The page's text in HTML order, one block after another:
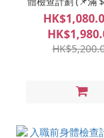
入碼：折扣、好禮